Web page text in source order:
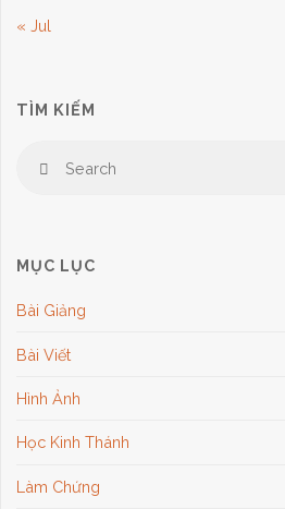
« Jul
TÌM KIẾM
Search
MỤC LỤC
Bài Giảng
Bài Viết
Hình Ảnh
Học Kinh Thánh
Làm Chứng